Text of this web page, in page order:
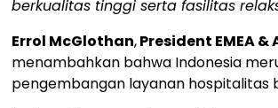
berkualitas tinggi serta fasilitas
Errol McGlothan,President EMEA
menambahkan bahwa Indonesia
pengembangan layanan hospitalitas